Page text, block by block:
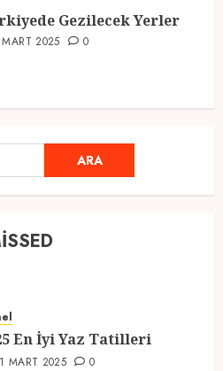
Ayı 2025: Manevi
ve Özel Hazırlıklar
En İyi Yaz Tatilleri
MART 2025 0
MART 2025
ARA
En İyi Yaz Tatilleri
MART 2025 0